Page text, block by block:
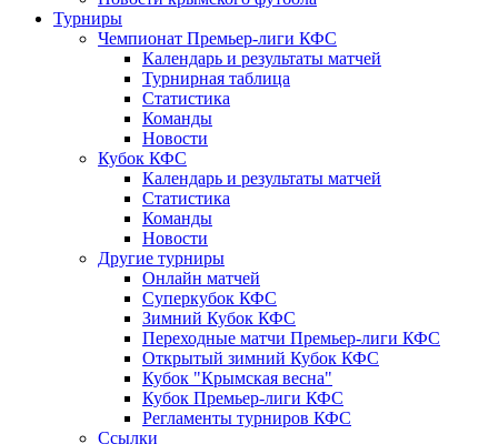
Турниры
Чемпионат Премьер-лиги КФС
Календарь и результаты матчей
Турнирная таблица
Статистика
Команды
Новости
Кубок КФС
Календарь и результаты матчей
Статистика
Команды
Новости
Другие турниры
Онлайн матчей
Суперкубок КФС
Зимний Кубок КФС
Переходные матчи Премьер-лиги КФС
Открытый зимний Кубок КФС
Кубок "Крымская весна"
Кубок Премьер-лиги КФС
Регламенты турниров КФС
Ссылки